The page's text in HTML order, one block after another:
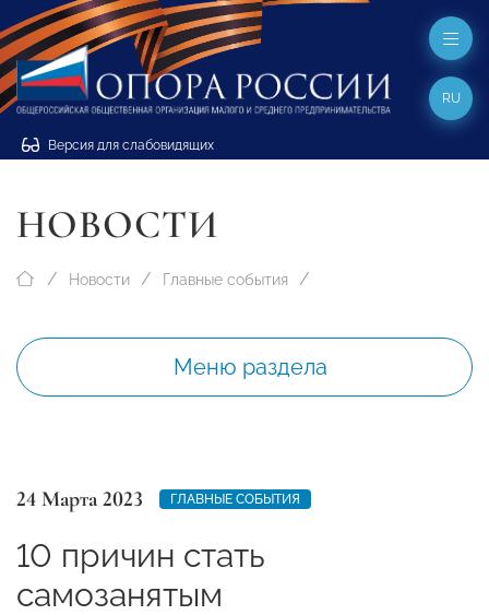
Версия для слабовидящих
RU
НОВОСТИ
Новости Главные события
Меню раздела
24 Марта 2023 ГЛАВНЫЕ СОБЫТИЯ
10 причин стать
самозанятым